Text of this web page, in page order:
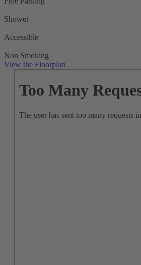
Shower
Accessible
Non Smoking
View the Floorplan